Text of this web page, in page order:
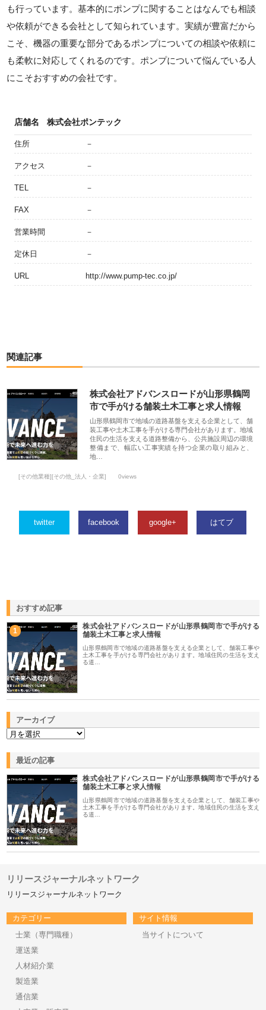
も行っています。基本的にポンプに関することはなんでも相談
や依頼ができる会社として知られています。実績が豊富だから
こそ、機器の重要な部分であるポンプについての相談や依頼に
も柔軟に対応してくれるのです。ポンプについて悩んでいる人
にこそおすすめの会社です。
店舗名 株式会社ポンテック
住所 －
アクセス －
TEL －
FAX －
営業時間 －
定休日 －
URL http://www.pump-tec.co.jp/
関連記事
株式会社アドバンスロードが山形県鶴岡
市で手がける舗装土木工事と求人情報
山形県鶴岡市で地域の道路基盤を支える企業として、舗
装工事や土木工事を手がける専門会社があります。地域
住民の生活を支える道路整備から、公共施設周辺の環境
整備まで、幅広い工事実績を持つ企業の取り組みと、
地…
[その他業種][その他_法人・企業] 0views
twitter facebook google+ はてブ
おすすめ記事
1
株式会社アドバンスロードが山形県鶴岡市で手がける
舗装土木工事と求人情報
山形県鶴岡市で地域の道路基盤を支える企業として、舗装工事や
土木工事を手がける専門会社があります。地域住民の生活を支え
る道…
アーカイブ
最近の記事
株式会社アドバンスロードが山形県鶴岡市で手がける
舗装土木工事と求人情報
山形県鶴岡市で地域の道路基盤を支える企業として、舗装工事や
土木工事を手がける専門会社があります。地域住民の生活を支え
る道…
リリースジャーナルネットワーク
リリースジャーナルネットワーク
カテゴリー
士業（専門職種）
運送業
人材紹介業
製造業
通信業
サイト情報
当サイトについて